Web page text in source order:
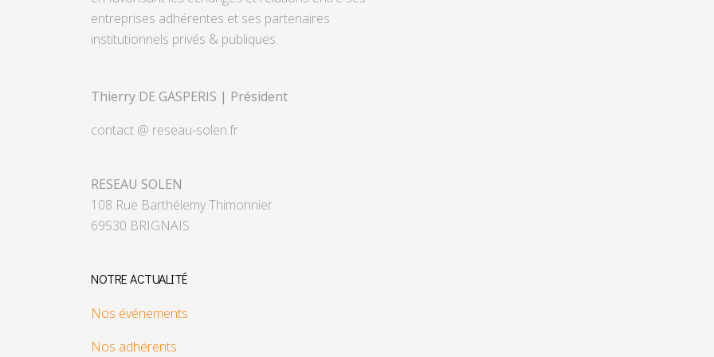
entreprises adhérentes et ses partenaires
institutionnels privés & publiques.
Thierry DE GASPERIS | Président
contact @ reseau-solen.fr
RESEAU SOLEN
108 Rue Barthélemy Thimonnier
69530 BRIGNAIS
NOTRE ACTUALITÉ
Nos événements
Nos adhérents